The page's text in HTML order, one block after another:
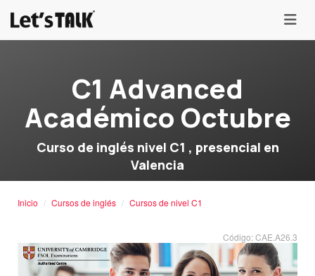
menu
C1 Advanced
Académico Octubre
Curso de inglés nivel C1 , presencial en
Valencia
Inicio Cursos de inglés Cursos de nivel C1
Código: CAE.A26.3